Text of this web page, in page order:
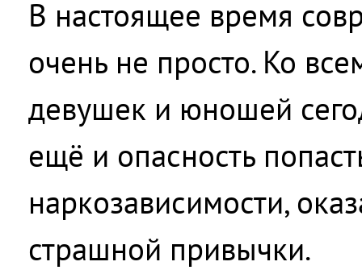
В настоящее время
очень не просто. Ко
девушек и юношей
ещё и опасность
наркозависимости,
страшной привычки.